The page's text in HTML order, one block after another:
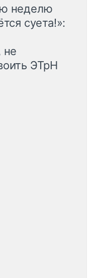
неделю
суета!»:
не
ЭТрН